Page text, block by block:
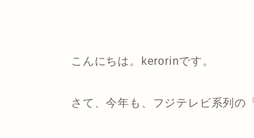
こんにちは。kerorinです。
さて、今年も、 フジテレビ系列の「